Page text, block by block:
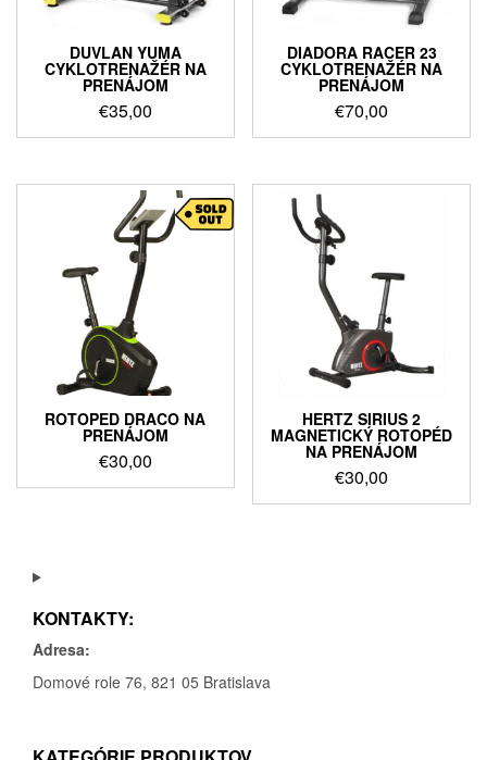
DUVLAN YUMA
CYKLOTRENAŽÉR NA
PRENÁJOM
€35,00
DIADORA RACER 23
CYKLOTRENAŽÉR NA
PRENÁJOM
€70,00
ROTOPED DRACO NA
PRENÁJOM
€30,00
HERTZ SIRIUS 2
MAGNETICKÝ ROTOPÉD
NA PRENÁJOM
€30,00
KONTAKTY:
Adresa:
Domové role 76, 821 05 Bratislava